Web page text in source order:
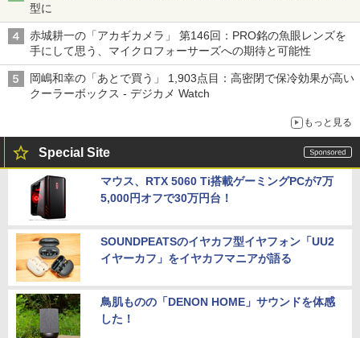
型に
赤城耕一の「アカギカメラ」 第146回：PRO銘の魚眼レンズを
手にして思う、マイクロフォーサーズへの期待と可能性
岡嶋和幸の「あとで買う」 1,903点目：高密閉で保冷効果が高い
クーラーボックス - デジカメ Watch
もっと見る
Special Site
マウス、RTX 5060 Ti搭載ゲーミングPCが7万
5,000円オフで30万円台！
SOUNDPEATSのイヤカフ型イヤフォン「UU2
イヤーカフ」をイヤカフマニアが語る
鳥肌ものの「DENON HOME」サウンドを体感
した！